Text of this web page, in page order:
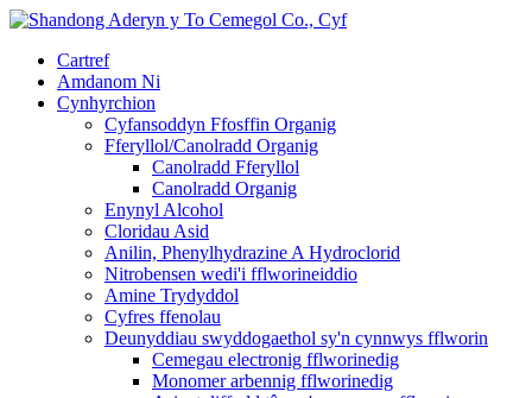
Cartref
Amdanom Ni
Cynhyrchion
Cyfansoddyn Ffosffin Organig
Fferyllol/Canolradd Organig
Canolradd Fferyllol
Canolradd Organig
Enynyl Alcohol
Cloridau Asid
Anilin, Phenylhydrazine A Hydroclorid
Nitrobensen wedi'i fflworineiddio
Amine Trydyddol
Cyfres ffenolau
Deunyddiau swyddogaethol sy'n cynnwys fflworin
Cemegau electronig fflworinedig
Monomer arbennig fflworinedig